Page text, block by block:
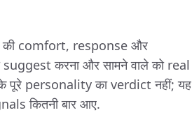
की comfort, response और
करना और सामने वाले को real
personality का verdict नहीं; यह
कितनी बार आए.